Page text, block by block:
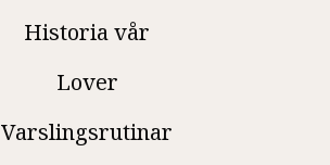
Historia vår
Lover
Varslingsrutinar